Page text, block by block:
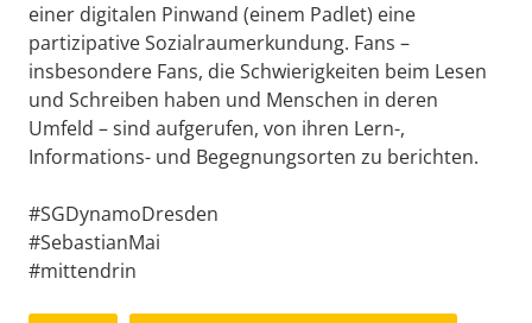
einer digitalen Pinwand (einem Padlet) eine
partizipative Sozialraumerkundung. Fans –
insbesondere Fans, die Schwierigkeiten beim Lesen
und Schreiben haben und Menschen in deren
Umfeld – sind aufgerufen, von ihren Lern-,
Informations- und Begegnungsorten zu berichten.
#SGDynamoDresden
#SebastianMai
#mittendrin